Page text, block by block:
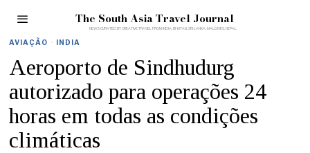
The South Asia Travel Journal
AVIAÇÃO · INDIA
Aeroporto de Sindhudurg
autorizado para operações 24
horas em todas as condições
climáticas